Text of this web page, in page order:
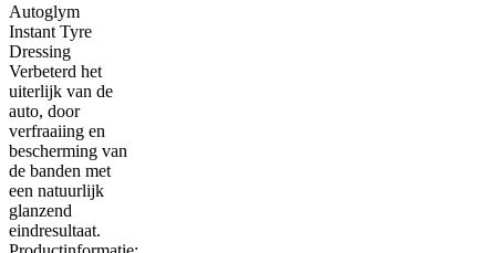
Autoglym
Instant Tyre
Dressing
Verbeterd het
uiterlijk van de
auto, door
verfraaiing en
bescherming van
de banden met
een natuurlijk
glanzend
eindresultaat.